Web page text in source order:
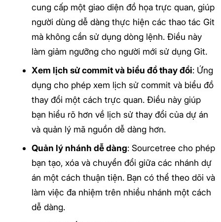
cung cấp một giao diện đồ họa trực quan, giúp
người dùng dễ dàng thực hiện các thao tác Git
mà không cần sử dụng dòng lệnh. Điều này
làm giảm ngưỡng cho người mới sử dụng Git.
Xem lịch sử commit và biểu đồ thay đổi: Ứng
dụng cho phép xem lịch sử commit và biểu đồ
thay đổi một cách trực quan. Điều này giúp
bạn hiểu rõ hơn về lịch sử thay đổi của dự án
và quản lý mã nguồn dễ dàng hơn.
Quản lý nhánh dễ dàng: Sourcetree cho phép
bạn tạo, xóa và chuyển đổi giữa các nhánh dự
án một cách thuận tiện. Bạn có thể theo dõi và
làm việc đa nhiệm trên nhiều nhánh một cách
dễ dàng.